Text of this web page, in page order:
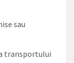
sau
transportului